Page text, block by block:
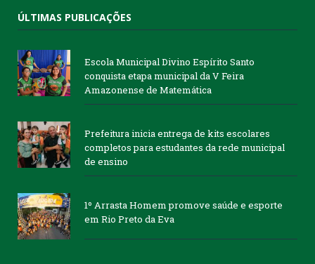
ÚLTIMAS PUBLICAÇÕES
Escola Municipal Divino Espírito Santo
conquista etapa municipal da V Feira
Amazonense de Matemática
Prefeitura inicia entrega de kits escolares
completos para estudantes da rede municipal
de ensino
1º Arrasta Homem promove saúde e esporte
em Rio Preto da Eva